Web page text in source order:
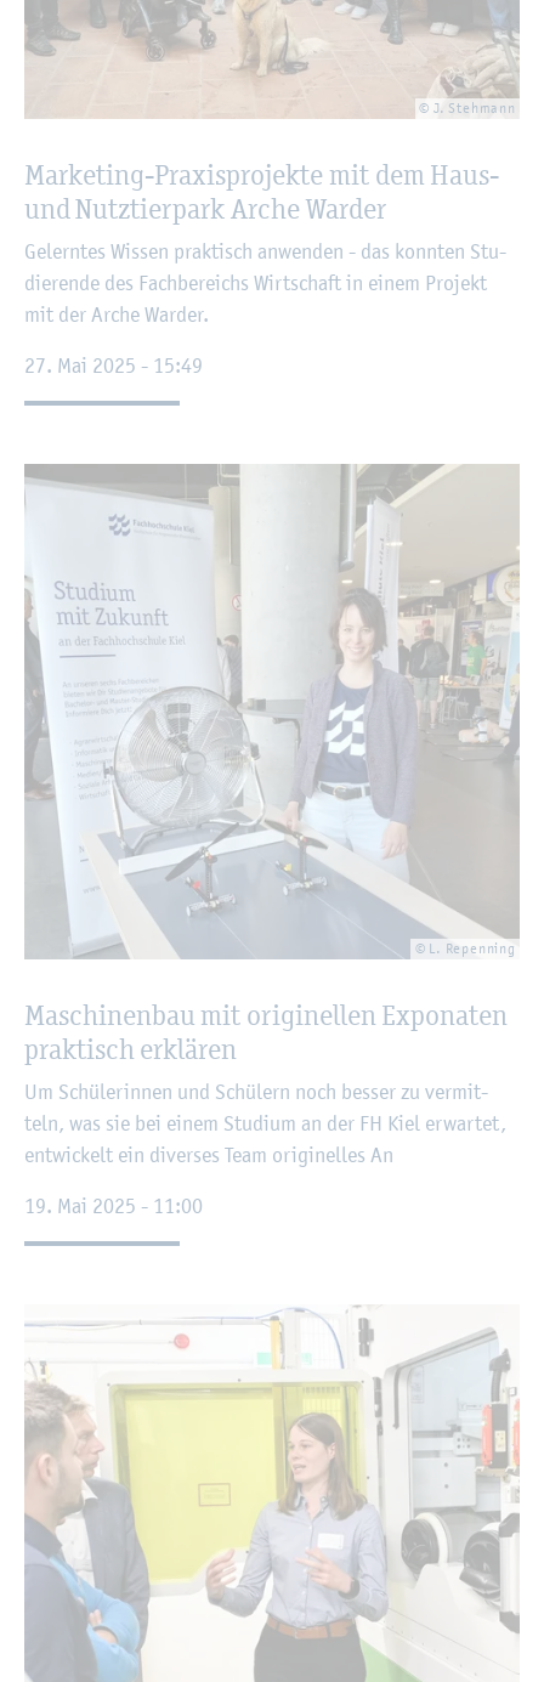
© J. Steh­mann
Mar­ke­ting-Pra­xis­pro­jek­te mit dem Haus-
und Nutz­tier­park Arche War­der
Ge­lern­tes Wis­sen prak­tisch an­wen­den - das konn­ten Stu­
die­ren­de des Fach­be­reichs Wirt­schaft in einem Pro­jekt
mit der Arche War­der.
27. Mai 2025 - 15:49
© L. Repen­ning
Ma­schi­nen­bau mit ori­gi­nel­len Ex­po­na­ten
prak­tisch er­klä­ren
Um Schü­le­rin­nen und Schü­lern noch bes­ser zu ver­mit­
teln, was sie bei einem Stu­di­um an der FH Kiel er­war­tet,
ent­wi­ckelt ein di­ver­ses Team ori­gi­nel­les An
19. Mai 2025 - 11:00